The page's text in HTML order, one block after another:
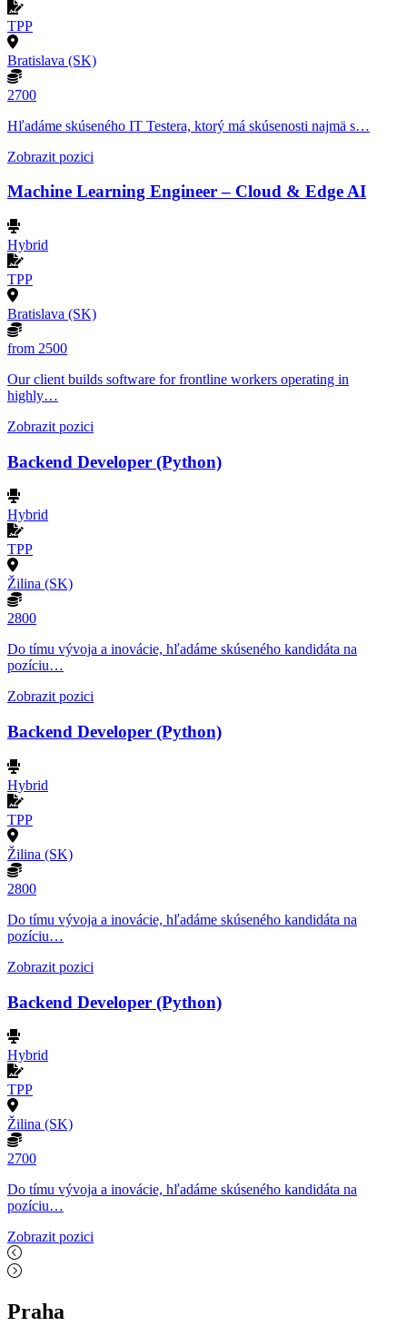
TPP
Bratislava (SK)
2700
Hľadáme skúseného IT Testera, ktorý má skúsenosti najmä s…
Zobrazit pozici
Machine Learning Engineer – Cloud & Edge AI
Hybrid
TPP
Bratislava (SK)
from 2500
Our client builds software for frontline workers operating in
highly…
Zobrazit pozici
Backend Developer (Python)
Hybrid
TPP
Žilina (SK)
2800
Do tímu vývoja a inovácie, hľadáme skúseného kandidáta na
pozíciu…
Zobrazit pozici
Backend Developer (Python)
Hybrid
TPP
Žilina (SK)
2800
Do tímu vývoja a inovácie, hľadáme skúseného kandidáta na
pozíciu…
Zobrazit pozici
Backend Developer (Python)
Hybrid
TPP
Žilina (SK)
2700
Do tímu vývoja a inovácie, hľadáme skúseného kandidáta na
pozíciu…
Zobrazit pozici
Praha